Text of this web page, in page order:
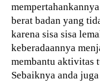
berat badan yang
karena sisa sisa
keberadaannya
membantu aktivitas
Sebaiknya anda